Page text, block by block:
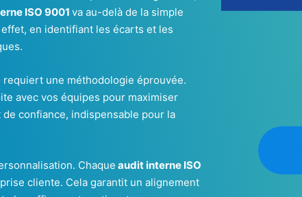
ISO 9001 va au-delà de la simple
en identifiant les écarts et les
requiert une méthodologie éprouvée.
avec vos équipes pour maximiser
de confiance, indispensable pour la
Chaque audit interne ISO
cliente. Cela garantit un alignement